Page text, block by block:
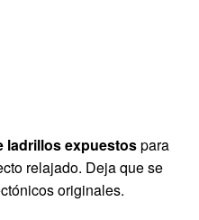
ladrillos expuestospara
relajado. Deja que se
originales.